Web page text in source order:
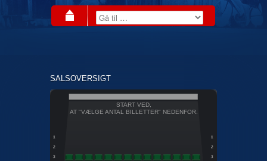
SALSOVERSIGT
START VED,
AT "VÆLGE ANTAL BILLETTER" NEDENFOR.